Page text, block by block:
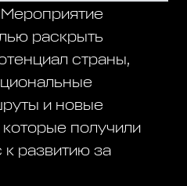
раскрыть
страны,
и новые
получили
развитию за